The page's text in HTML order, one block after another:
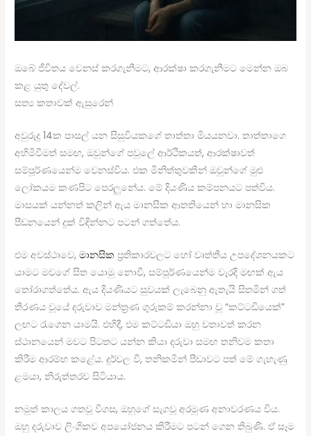
ඔබේ ජීවිතය වෙනස් කරගැනීමට, ආරක්ෂා කරගැනීමට මෙන්න ඔබ
කළ යුතු දේවල්.
සත්‍ය කතාවක් ඇසුරෙන්
අවුරුදු 14ක පාසල් යන සිසුවියකගේ තාත්තා මියයනවා. තාත්තාගෙ
අහිමිවීමත් සමඟ, ඔවුන්ගේ පවුලේ ආර්ථිකයත්, ආරක්ෂාවත්
සම්පූර්ණයෙන්ම වෙනස්විය. එක මිනිත්තුවකින් ඔවුන්ගේ මුළු
ලෝකයම කණපිට පෙරලුනේය. මේ දියණිය කම්පනයට පත්විය.
මාසයක් යන්නත් කලින් ඇය මානසික ආතතියෙන් හා මානසික
පීඩනයෙන් දුක් විඳින්නට පටන් ගත්තේය.
එම අවස්ථාවෙ,මානසික ප්‍රතිකාරවලට හෝ වෘත්තීය උපදේශනයකට
යාමට මවගේ සිත යොමු නොවී, සම්පූර්ණයෙන්ම වැරදි මඟක් ඇය
තෝරාගත්තේය. ඇය දියණියට සුවයක් ලැබෙනු ඇතැයි සිතමින් ගත්
තීරණය වූයේ දරුවාව මන්ත්‍රණ ගුරුකම් කරන්නා වූ “කට්ටඩියෙක්”
ලඟට රැගෙන යාමයි. එහිදී, එම කට්ටඩියා ඔහු වතාවත් කරන
ස්ථානයෙන් මවට පිටතට යන්න කියා දරුවා සමඟ තනිවම කතා
කිරීම ආරම්භ කළේය. දුර්වල වී, තනිකමින් පීඩාවට පත් මේ ගැහැණු
ළමයා, නිරුත්තරව සිටියාය.
නමුත් කාලය ගතවූ විගස, ඔහුගේ සැගවූ අරමුණ අනාවරණය විය.
ඔහු දරුවාව ලිංගිකව අපයෝජනය කිරීමට පටන් ගෙන තිබුණි. ඒ සෑම